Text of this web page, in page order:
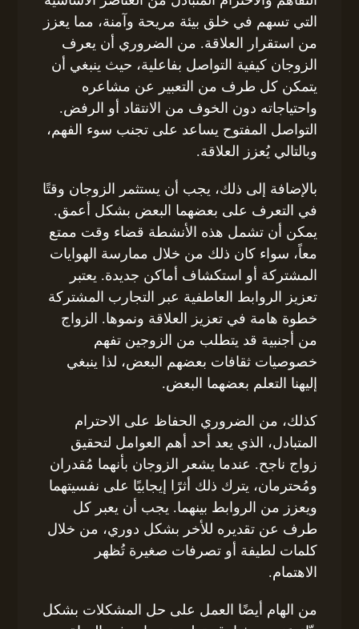
التي تسهم في خلق بيئة مريحة وآمنة، مما يعزز
من استقرار العلاقة. من الضروري أن يعرف
الزوجان كيفية التواصل بفاعلية، حيث ينبغي أن
يتمكن كل طرف من التعبير عن مشاعره
واحتياجاته دون الخوف من الانتقاد أو الرفض.
التواصل المفتوح يساعد على تجنب سوء الفهم،
وبالتالي يُعزز العلاقة.
بالإضافة إلى ذلك، يجب أن يستثمر الزوجان وقتًا
في التعرف على بعضهما البعض بشكل أعمق.
يمكن أن تشمل هذه الأنشطة قضاء وقت ممتع
معاً، سواء كان ذلك من خلال ممارسة الهوايات
المشتركة أو استكشاف أماكن جديدة. يعتبر
تعزيز الروابط العاطفية عبر التجارب المشتركة
خطوة هامة في تعزيز العلاقة ونموها. الزواج
من أجنبية قد يتطلب من الزوجين تفهم
خصوصيات ثقافات بعضهم البعض، لذا ينبغي
إليهنا التعلم بعضهما البعض.
كذلك، من الضروري الحفاظ على الاحترام
المتبادل، الذي يعد أحد أهم العوامل لتحقيق
زواج ناجح. عندما يشعر الزوجان بأنهما مُقدران
ومُحترمان، يترك ذلك أثرًا إيجابيًا على نفسيتهما
ويعزز من الروابط بينهما. يجب أن يعبر كل
طرف عن تقديره للأخر بشكل دوري، من خلال
كلمات لطيفة أو تصرفات صغيرة تُظهر
الاهتمام.
من الهام أيضًا العمل على حل المشكلات بشكل